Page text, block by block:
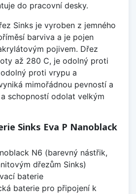
do pracovní desky.
Sinks je vyroben z jemného
barviva a je pojen
pojivem. Dřez
až 280 C, je odolný proti
proti vrypu a
mimořádnou pevností a
schopností odolat velkým
Sinks Eva P Nanoblack
N6 (barevný nástřik,
dřezům Sinks)
baterie
baterie pro připojení k